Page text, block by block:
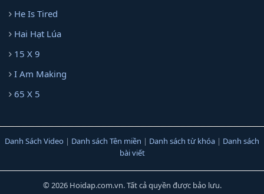
He Is Tired
Hai Hạt Lúa
15 X 9
I Am Making
65 X 5
Danh Sách Video | Danh sách Tên miền | Danh sách từ khóa | Danh sách
bài viết
© 2026 Hoidap.com.vn. Tất cả quyền được bảo lưu.